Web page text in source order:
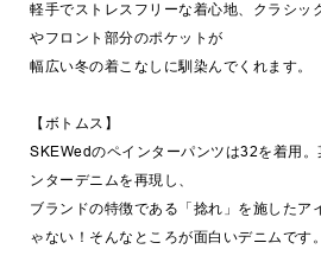
軽手でストレスフリーな着心地、クラシッ
やフロント部分のポケットが
幅広い冬の着こなしに馴染んでくれます。
【ボトムス】
SKEWedのペインターパンツは32を着用
ンターデニムを再現し、
ブランドの特徴である「捻れ」を施したア
ゃない！そんなところが面白いデニムです。